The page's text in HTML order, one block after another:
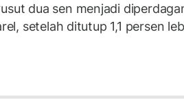
dua sen menjadi
setelah ditutup 1,1 persen